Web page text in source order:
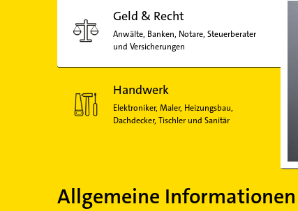
Geld & Recht
Anwälte, Banken, Notare, Steuerberater
und Versicherungen
Handwerk
Elektroniker, Maler, Heizungsbau,
Dachdecker, Tischler und Sanitär
Allgemeine Informationen